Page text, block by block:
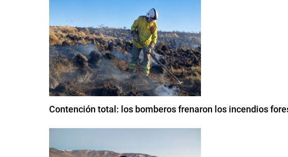
Contención total: los bomberos frenaron los incendios